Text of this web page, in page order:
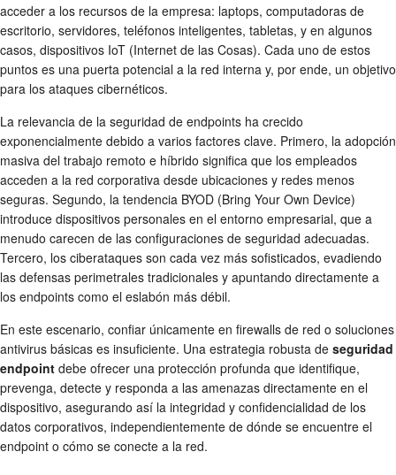
acceder a los recursos de la empresa: laptops, computadoras de
escritorio, servidores, teléfonos inteligentes, tabletas, y en algunos
casos, dispositivos IoT (Internet de las Cosas). Cada uno de estos
puntos es una puerta potencial a la red interna y, por ende, un objetivo
para los ataques cibernéticos.
La relevancia de la seguridad de endpoints ha crecido
exponencialmente debido a varios factores clave. Primero, la adopción
masiva del trabajo remoto e híbrido significa que los empleados
acceden a la red corporativa desde ubicaciones y redes menos
seguras. Segundo, la tendencia BYOD (Bring Your Own Device)
introduce dispositivos personales en el entorno empresarial, que a
menudo carecen de las configuraciones de seguridad adecuadas.
Tercero, los ciberataques son cada vez más sofisticados, evadiendo
las defensas perimetrales tradicionales y apuntando directamente a
los endpoints como el eslabón más débil.
En este escenario, confiar únicamente en firewalls de red o soluciones
antivirus básicas es insuficiente. Una estrategia robusta de seguridad
endpoint debe ofrecer una protección profunda que identifique,
prevenga, detecte y responda a las amenazas directamente en el
dispositivo, asegurando así la integridad y confidencialidad de los
datos corporativos, independientemente de dónde se encuentre el
endpoint o cómo se conecte a la red.